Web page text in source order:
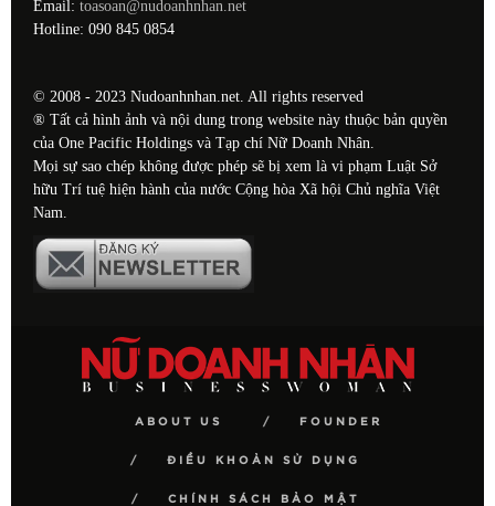
Email: toasoan@nudoanhnhan.net
Hotline: 090 845 0854
© 2008 - 2023 Nudoanhnhan.net. All rights reserved
® Tất cả hình ảnh và nội dung trong website này thuộc bản quyền
của One Pacific Holdings và Tạp chí Nữ Doanh Nhân.
Mọi sự sao chép không được phép sẽ bị xem là vi phạm Luật Sở
hữu Trí tuệ hiện hành của nước Cộng hòa Xã hội Chủ nghĩa Việt
Nam.
ABOUT US FOUNDER
ĐIỀU KHOẢN SỬ DỤNG
CHÍNH SÁCH BẢO MẬT